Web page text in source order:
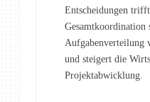
Entscheidungen
Gesamtkoordination
Aufgabenverteilung
und steigert die
Projektabwicklung.